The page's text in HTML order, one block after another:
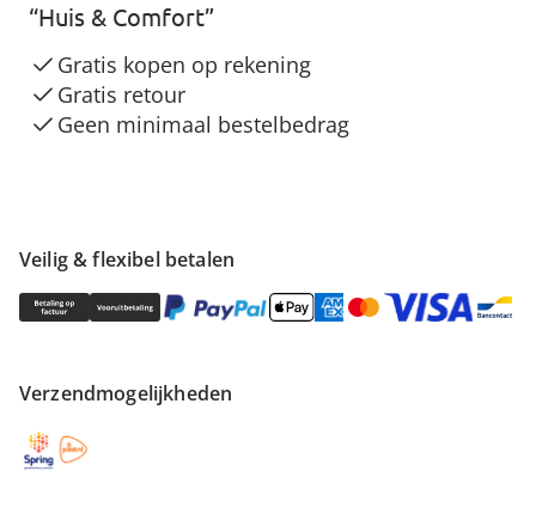
Veilig & flexibel betalen
Verzendmogelijkheden
“Huis & Comfort”
Gratis kopen op rekening
Gratis retour
Geen minimaal bestelbedrag